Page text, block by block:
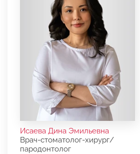
Исаева Дина Эмильевна
Врач-стоматолог-хирург/
пародонтолог